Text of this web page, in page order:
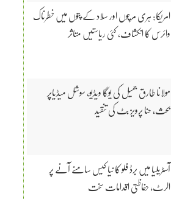
امریکا: ہری مرچوں اور سلاد کے پتوں میں خطرناک
وائرس کا انکشاف، کئی ریاستیں متاثر
مولانا طارق جمیل کی یوگا ویڈیو، سوشل میڈیاپر
بحث، حنا پرویز بٹ کی تنقید
آسٹریلیا میں برڈ فلو کا نیا کیس سامنے آنے پر
الرٹ، حفاظتی اقدامات سخت